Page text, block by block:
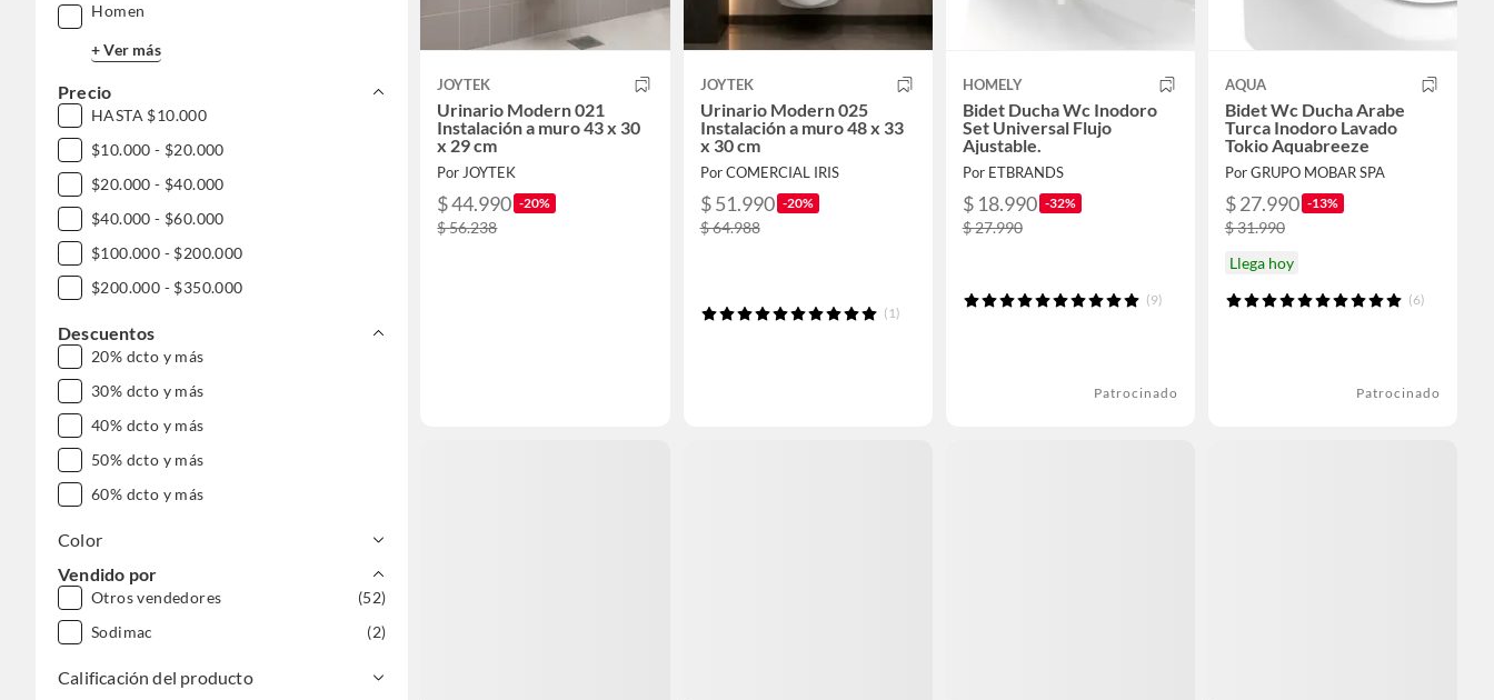
Homen
+ Ver más
Precio
HASTA $10.000
$10.000 - $20.000
$20.000 - $40.000
$40.000 - $60.000
$100.000 - $200.000
$200.000 - $350.000
Descuentos
20% dcto y más
30% dcto y más
40% dcto y más
50% dcto y más
60% dcto y más
Color
Vendido por
Otros vendedores
(52)
Sodimac
(2)
Calificación del producto
JOYTEK
Urinario Modern 021
Instalación a muro 43 x 30
x 29 cm
Por JOYTEK
$ 44.990 -20%
$ 56.238
JOYTEK
Urinario Modern 025
Instalación a muro 48 x 33
x 30 cm
Por COMERCIAL IRIS
$ 51.990 -20%
$ 64.988
(1)
HOMELY
Bidet Ducha Wc Inodoro
Set Universal Flujo
Ajustable.
Por ETBRANDS
$ 18.990 -32%
$ 27.990
(9)
Patrocinado
AQUA
Bidet Wc Ducha Arabe
Turca Inodoro Lavado
Tokio Aquabreeze
Por GRUPO MOBAR SPA
$ 27.990 -13%
$ 31.990
Llega hoy
(6)
Patrocinado